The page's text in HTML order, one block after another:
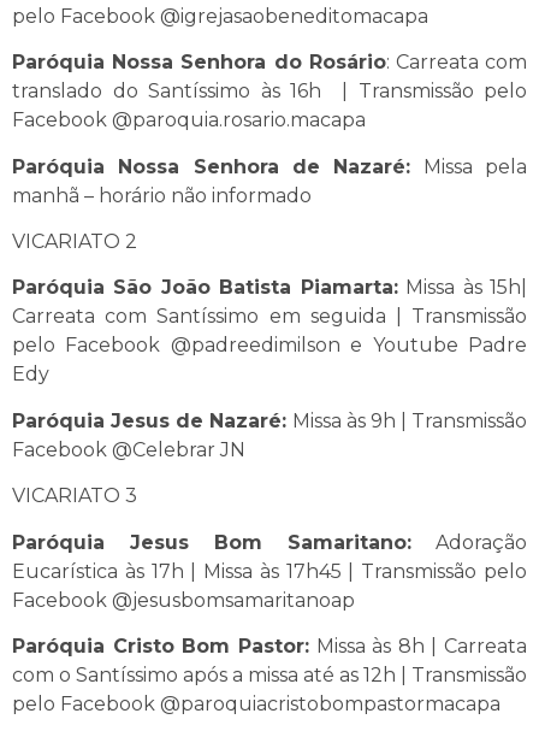
pelo Facebook @igrejasaobeneditomacapa
Paróquia Nossa Senhora do Rosário: Carreata com
translado do Santíssimo às 16h | Transmissão pelo
Facebook @paroquia.rosario.macapa
Paróquia Nossa Senhora de Nazaré: Missa pela
manhã – horário não informado
VICARIATO 2
Paróquia São João Batista Piamarta:Missa às 15h|
Carreata com Santíssimo em seguida | Transmissão
pelo Facebook @padreedimilson e Youtube Padre
Edy
Paróquia Jesus de Nazaré: Missa às 9h | Transmissão
Facebook @Celebrar JN
VICARIATO 3
Paróquia Jesus Bom Samaritano: Adoração
Eucarística às 17h | Missa às 17h45 | Transmissão pelo
Facebook @jesusbomsamaritanoap
Paróquia Cristo Bom Pastor:Missa às 8h | Carreata
com o Santíssimo após a missa até as 12h | Transmissão
pelo Facebook @paroquiacristobompastormacapa